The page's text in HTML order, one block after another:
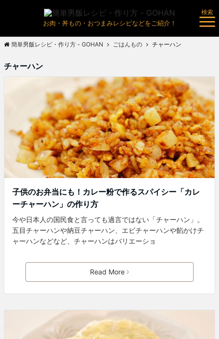
お肉・丼もの・おつまみレシピなどをご紹介！
検索
簡単男飯レシピ・作り方 - GOHAN ごはんもの チャーハン
チャーハン
子供のお弁当にも！カレー粉で作るスパイシー「カレ
ーチャーハン」の作り方
今や日本人の国民食と言っても過言ではない「チャーハン」。
五目チャーハンや納豆チャーハン、エビチャーハンや餡かけチ
ャーハンなどなど、チャーハンはバリエーショ
Read More